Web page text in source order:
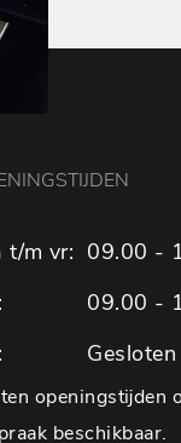
t/m vr: 09.00 -
09.00 -
Gesloten
openingstijden
beschikbaar.